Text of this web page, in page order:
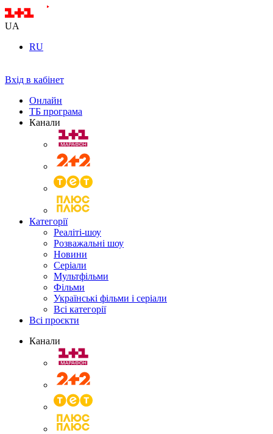
UA
RU
Вхід в кабінет
Онлайн
ТБ програма
Канали
Категорії
Реаліті-шоу
Розважальні шоу
Новини
Серіали
Мультфільми
Фільми
Українські фільми і серіали
Всі категорії
Всі проєкти
Канали